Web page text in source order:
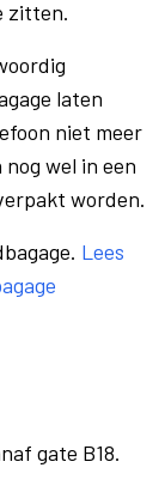
zitten.
laten
niet meer
wel in een
worden.
Lees
gate B18.